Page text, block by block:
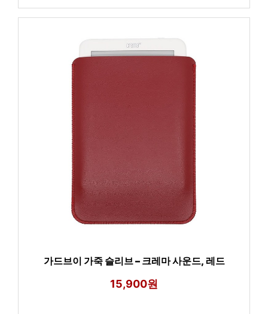
가드브이 가죽 슬리브 – 크레마 사운드, 레드
15,900원